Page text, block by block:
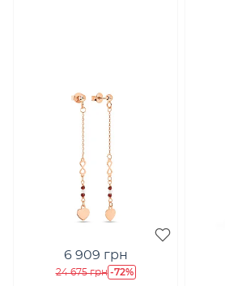
6 909 грн
24 675 грн -72%